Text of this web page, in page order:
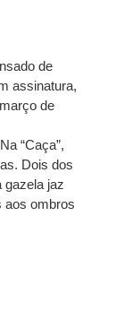
de
assinatura,
de
“Caça”,
Dois dos
gazela jaz
aos ombros